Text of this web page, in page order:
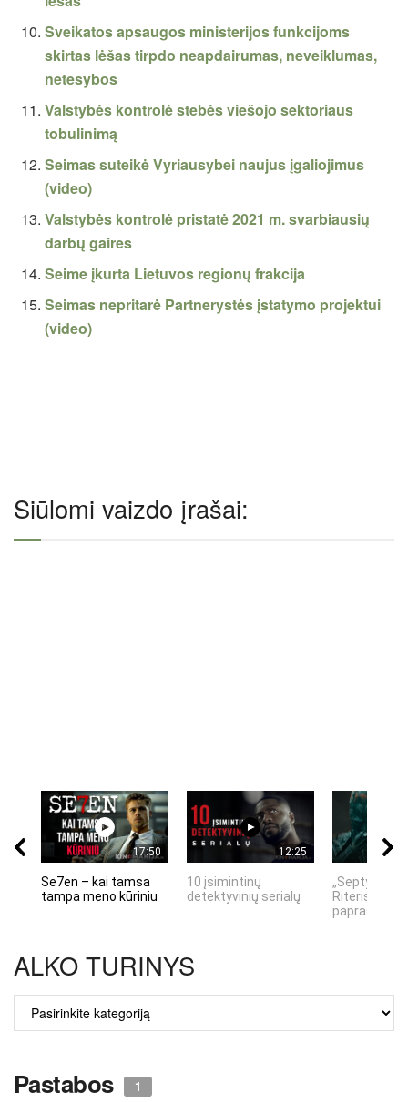
Sveikatos apsaugos ministerijos funkcijoms
skirtas lėšas tirpdo neapdairumas, neveiklumas,
netesybos
Valstybės kontrolė stebės viešojo sektoriaus
tobulinimą
Seimas suteikė Vyriausybei naujus įgaliojimus
(video)
Valstybės kontrolė pristatė 2021 m. svarbiausių
darbų gaires
Seime įkurta Lietuvos regionų frakcija
Seimas nepritarė Partnerystės įstatymo projektui
(video)
Siūlomi vaizdo įrašai:
17:50
Se7en – kai tamsa
tampa meno kūriniu
12:25
10 įsimintinų
detektyvinių serialų
„Septynių
Riteris" – kai
ALKO TURINYS
ALKO
TURINYS
Pastabos 1